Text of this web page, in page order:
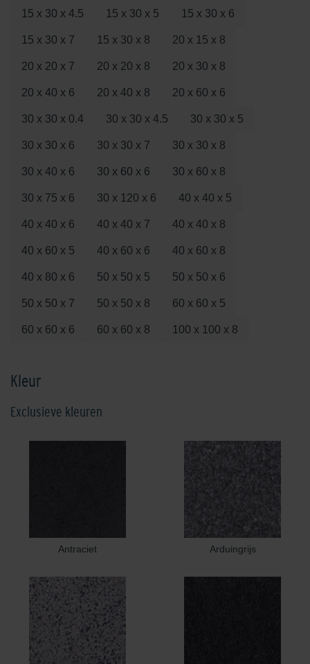
15 x 30 x 4.5 15 x 30 x 5 15 x 30 x 6
15 x 30 x 7 15 x 30 x 8 20 x 15 x 8
20 x 20 x 7 20 x 20 x 8 20 x 30 x 8
20 x 40 x 6 20 x 40 x 8 20 x 60 x 6
30 x 30 x 0.4 30 x 30 x 4.5 30 x 30 x 5
30 x 30 x 6 30 x 30 x 7 30 x 30 x 8
30 x 40 x 6 30 x 60 x 6 30 x 60 x 8
30 x 75 x 6 30 x 120 x 6 40 x 40 x 5
40 x 40 x 6 40 x 40 x 7 40 x 40 x 8
40 x 60 x 5 40 x 60 x 6 40 x 60 x 8
40 x 80 x 6 50 x 50 x 5 50 x 50 x 6
50 x 50 x 7 50 x 50 x 8 60 x 60 x 5
60 x 60 x 6 60 x 60 x 8 100 x 100 x 8
Kleur
Exclusieve kleuren
Antraciet Arduingrijs